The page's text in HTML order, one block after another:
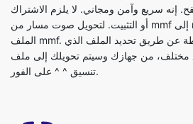
إنه سريع وآمن ومجاني. لا يلزم الاشتراك
أو التثبيت. لتحويل صوت مسار من mmf إلى m4r، تحتاج أولاً إلى تحميل
الملف mmf. يمكنك القيام بذلك ببساطة عن طريق تحديد الملف الذي
مختلف، من جهازك وسيتم تحويلك إلى ملف
تنسيق ^ ^ على الفور.